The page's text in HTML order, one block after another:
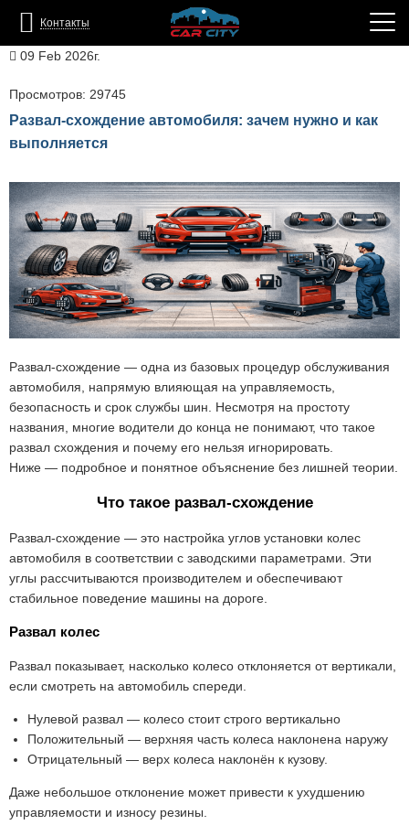
Контакты
09 Feb 2026г.
Просмотров: 29745
Развал-схождение автомобиля: зачем нужно и как
выполняется
Развал-схождение — одна из базовых процедур обслуживания
автомобиля, напрямую влияющая на управляемость,
безопасность и срок службы шин. Несмотря на простоту
названия, многие водители до конца не понимают, что такое
развал схождения и почему его нельзя игнорировать.
Ниже — подробное и понятное объяснение без лишней теории.
Что такое развал-схождение
Развал-схождение — это настройка углов установки колес
автомобиля в соответствии с заводскими параметрами. Эти
углы рассчитываются производителем и обеспечивают
стабильное поведение машины на дороге.
Развал колес
Развал показывает, насколько колесо отклоняется от вертикали,
если смотреть на автомобиль спереди.
Нулевой развал — колесо стоит строго вертикально
Положительный — верхняя часть колеса наклонена наружу
Отрицательный — верх колеса наклонён к кузову.
Даже небольшое отклонение может привести к ухудшению
управляемости и износу резины.